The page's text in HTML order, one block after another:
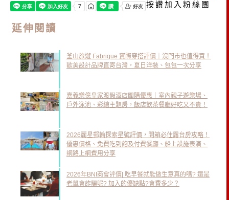
按讚加入粉絲團
延伸閱讀
釜山旅遊 Fabrique 實際穿搭評價｜沒門市也值得買！
歐美設計品牌直寄台灣，夏日洋裝、包包一次分享
嘉義樂億皇家渡假酒店團購優惠｜室內親子遊樂場、
戶外泳池、彩繪主題房，飯店飲茶餐廳好吃又不貴！
2026麗星郵輪探索星號評價，開箱必住露台房攻略！
優惠價格、免費吃到飽及付費餐廳、船上設施表演、
網路上網費用分享
2026年BNI商會評價| 吃早餐就能做生意真的嗎? 還是
老鼠會詐騙呢? 加入的優缺點?會費多少？